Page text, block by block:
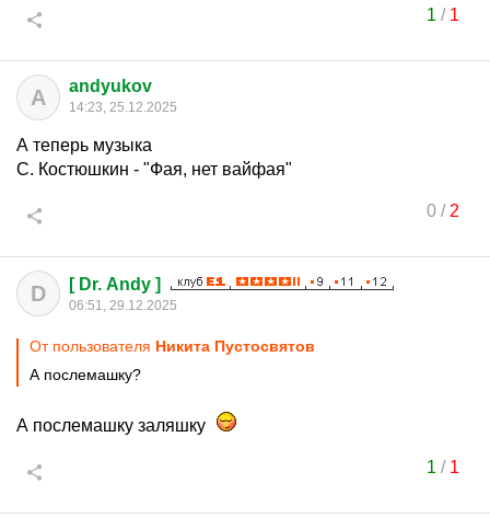
1 / 1
A andyukov
14:23, 25.12.2025
А теперь музыка
С. Костюшкин - "Фая, нет вайфая"
0/ 2
D [ Dr. Andy ]
06:51, 29.12.2025
От пользователя Никита Пустосвятов
А послемашку?
А послемашку заляшку
1 / 1